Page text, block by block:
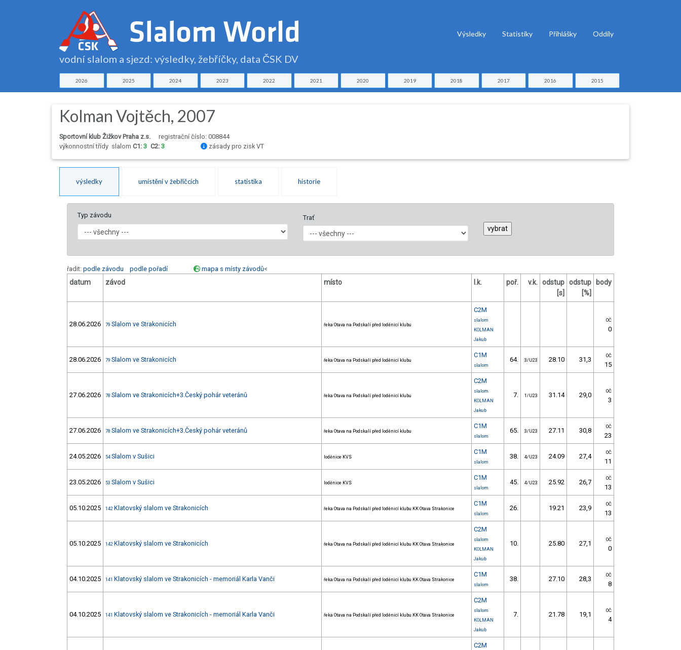
vodní slalom a sjezd: výsledky, žebříčky, data ČSK DV
Výsledky Statistiky Přihlášky Oddíly
2026 2025 2024 2023 2022 2021 2020 2019 2018 2017 2016 2015
Kolman Vojtěch, 2007
Sportovní klub Žižkov Praha z.s.
registrační číslo: 008844
výkonnostní třídy slalom C1: 3 C2: 3 zásady pro zisk VT
výsledky umístění v žebříčcích statistika historie
Typ závodu Trať
řadit: podle závodu podle pořadí mapa s místy závodů<
datum závod místo l.k. poř. v.k. odstup
[s]
odstup
[%]
body
28.06.2026 79 Slalom ve Strakonicích řeka Otava na Podskalí před loděnicí klubu
C2M
slalom
KOLMAN
Jakub
OČ
0
28.06.2026 79 Slalom ve Strakonicích řeka Otava na Podskalí před loděnicí klubu
C1M
slalom
64. 3/U23 28.10 31,3 OČ
15
27.06.2026 78 Slalom ve Strakonicích+3.Český pohár veteránů řeka Otava na Podskalí před loděnicí klubu
C2M
slalom
KOLMAN
Jakub
7. 1/U23 31.14 29,0 OČ
3
27.06.2026 78 Slalom ve Strakonicích+3.Český pohár veteránů řeka Otava na Podskalí před loděnicí klubu
C1M
slalom
65. 3/U23 27.11 30,8 OČ
23
24.05.2026 54 Slalom v Sušici loděnice KVS
C1M
slalom
38. 4/U23 24.09 27,4 OČ
11
23.05.2026 53 Slalom v Sušici loděnice KVS
C1M
slalom
45. 4/U23 25.92 26,7 OČ
13
05.10.2025 142 Klatovský slalom ve Strakonicích řeka Otava na Podskalí před loděnicí klubu KK Otava Strakonice
C1M
slalom
26. 19.21 23,9 OČ
13
05.10.2025 142 Klatovský slalom ve Strakonicích řeka Otava na Podskalí před loděnicí klubu KK Otava Strakonice
C2M
slalom
KOLMAN
Jakub
10. 25.80 27,1 OČ
0
04.10.2025 141 Klatovský slalom ve Strakonicích - memoriál Karla Vanči řeka Otava na Podskalí před loděnicí klubu KK Otava Strakonice
C1M
slalom
38. 27.10 28,3 OČ
8
04.10.2025 141 Klatovský slalom ve Strakonicích - memoriál Karla Vanči řeka Otava na Podskalí před loděnicí klubu KK Otava Strakonice
C2M
slalom
KOLMAN
Jakub
7. 21.78 19,1 OČ
4
C2M